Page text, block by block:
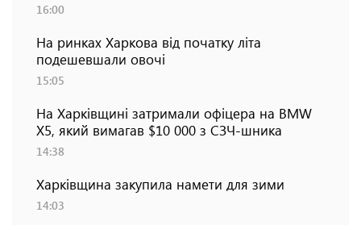
16:00
На ринках Харкова від початку літа
подешевшали овочі
15:05
На Харківщині затримали офіцера на BMW
Х5, який вимагав $10 000 з СЗЧ-шника
14:38
Харківщина закупила намети для зими
14:03